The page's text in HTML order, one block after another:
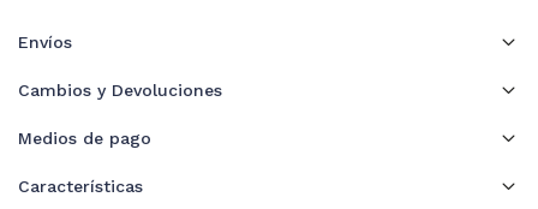
Envíos
Cambios y Devoluciones
Medios de pago
Características